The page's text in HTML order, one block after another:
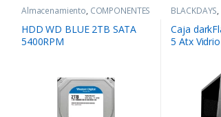
Almacenamiento, COMPONENTES
HDD WD BLUE 2TB SATA
5400RPM
BLACKDAYS,
Caja
5 Atx